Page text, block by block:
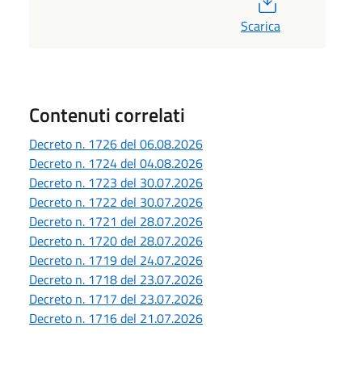
Scarica
Contenuti correlati
Decreto n. 1726 del 06.08.2026
Decreto n. 1724 del 04.08.2026
Decreto n. 1723 del 30.07.2026
Decreto n. 1722 del 30.07.2026
Decreto n. 1721 del 28.07.2026
Decreto n. 1720 del 28.07.2026
Decreto n. 1719 del 24.07.2026
Decreto n. 1718 del 23.07.2026
Decreto n. 1717 del 23.07.2026
Decreto n. 1716 del 21.07.2026